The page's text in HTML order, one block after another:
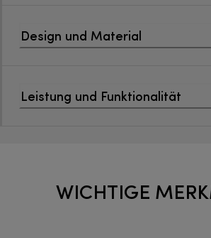
Design und Material
Leistung und Funktionalität
WICHTIGE